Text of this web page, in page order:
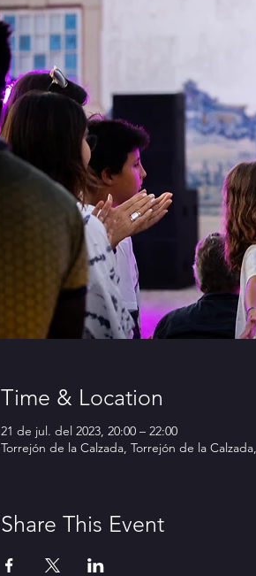
Time & Location
21 de jul. del 2023, 20:00 – 22:00
Torrejón de la Calzada, Torrejón de la
Share This Event